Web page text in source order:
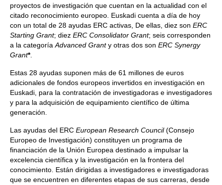
proyectos de investigación que cuentan en la actualidad con el
citado reconocimiento europeo. Euskadi cuenta a día de hoy
con un total de 28 ayudas ERC activas, De ellas, diez son ERC
Starting Grant; diez ERC Consolidator Grant; seis corresponden
a la categoría Advanced Granty otras dos son ERC Synergy
Grant*.
Estas 28 ayudas suponen más de 61 millones de euros
adicionales de fondos europeos invertidos en investigación en
Euskadi, para la contratación de investigadoras e investigadores
y para la adquisición de equipamiento científico de última
generación.
Las ayudas del ERC European Research Council(Consejo
Europeo de Investigación) constituyen un programa de
financiación de la Unión Europea destinado a impulsar la
excelencia científica y la investigación en la frontera del
conocimiento. Están dirigidas a investigadores e investigadoras
que se encuentren en diferentes etapas de sus carreras, desde